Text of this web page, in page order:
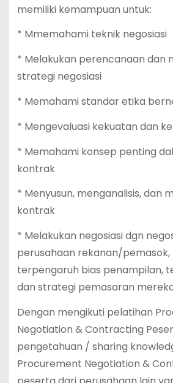
memiliki kemampuan untuk:
* Mmemahami teknik negosiasi
* Melakukan perencanaan dan
strategi negosiasi
* Memahami standar etika
* Mengevaluasi kekuatan dan
* Memahami konsep penting
kontrak
* Menyusun, menganalisis, dan
kontrak
* Melakukan negosiasi dgn
perusahaan rekanan/
terpengaruh bias penampilan,
dan strategi pemasaran
Dengan mengikuti pelatihan
Negotiation & Contracting
pengetahuan / sharing
Procurement Negotiation &